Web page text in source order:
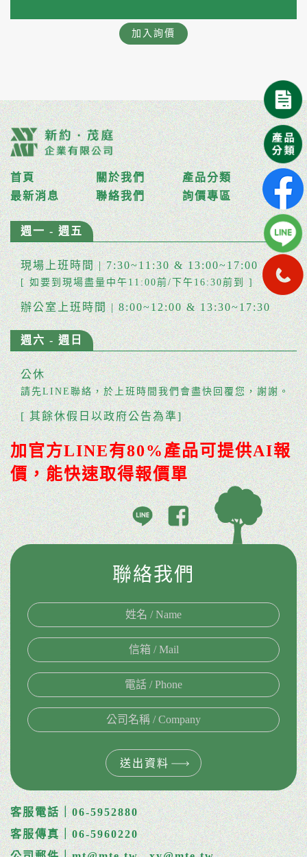
加入詢價
首頁 關於我們
產品分類
最新消息
聯絡我們 詢價專區
週一 - 週五
現場上班時間 | 7:30~11:30 & 13:00~17:00
[ 如要到現場盡量中午11:00前/下午16:30前到 ]
辦公室上班時間 | 8:00~12:00 & 13:30~17:30
週六 - 週日
公休
請先LINE聯絡，於上班時間我們會盡快回覆您，謝謝。
[ 其餘休假日以政府公告為準]
加官方LINE有80%產品可提供AI報
價，能快速取得報價單
聯絡我們
送出資料
客服電話｜06-5952880
客服傳真｜06-5960220